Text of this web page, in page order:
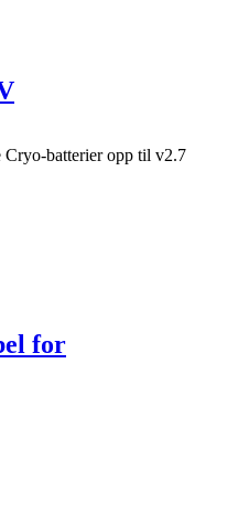
batterier opp til v2.7
for